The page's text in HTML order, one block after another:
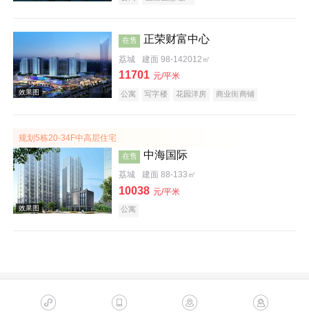
效果图
效果图
效果图
在售 正荣财富中心
荔城 建面 98-142012㎡
11701 元/平米
公寓 写字楼 花园洋房 商业街商铺
规划5栋20-34F中高层住宅
在售 中海国际
荔城 建面 88-133㎡
10038 元/平米
公寓